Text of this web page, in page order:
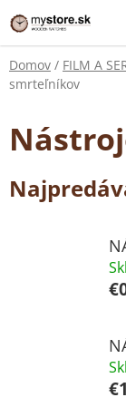
Prejsť
na
obsah
Domov / FILM A
smrteľníkov